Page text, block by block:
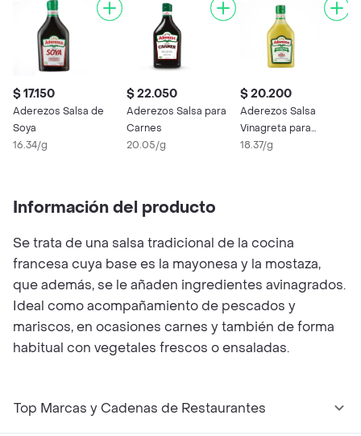
$ 17.150
Aderezos Salsa de
Soya
16.34/g
$ 22.050
Aderezos Salsa para
Carnes
20.05/g
$ 20.200
Aderezos Salsa
Vinagreta para
Ensalada
18.37/g
Información del producto
Se trata de una salsa tradicional de la cocina
francesa cuya base es la mayonesa y la mostaza,
que además, se le añaden ingredientes avinagrados.
Ideal como acompañamiento de pescados y
mariscos, en ocasiones carnes y también de forma
habitual con vegetales frescos o ensaladas.
Top Marcas y Cadenas de Restaurantes